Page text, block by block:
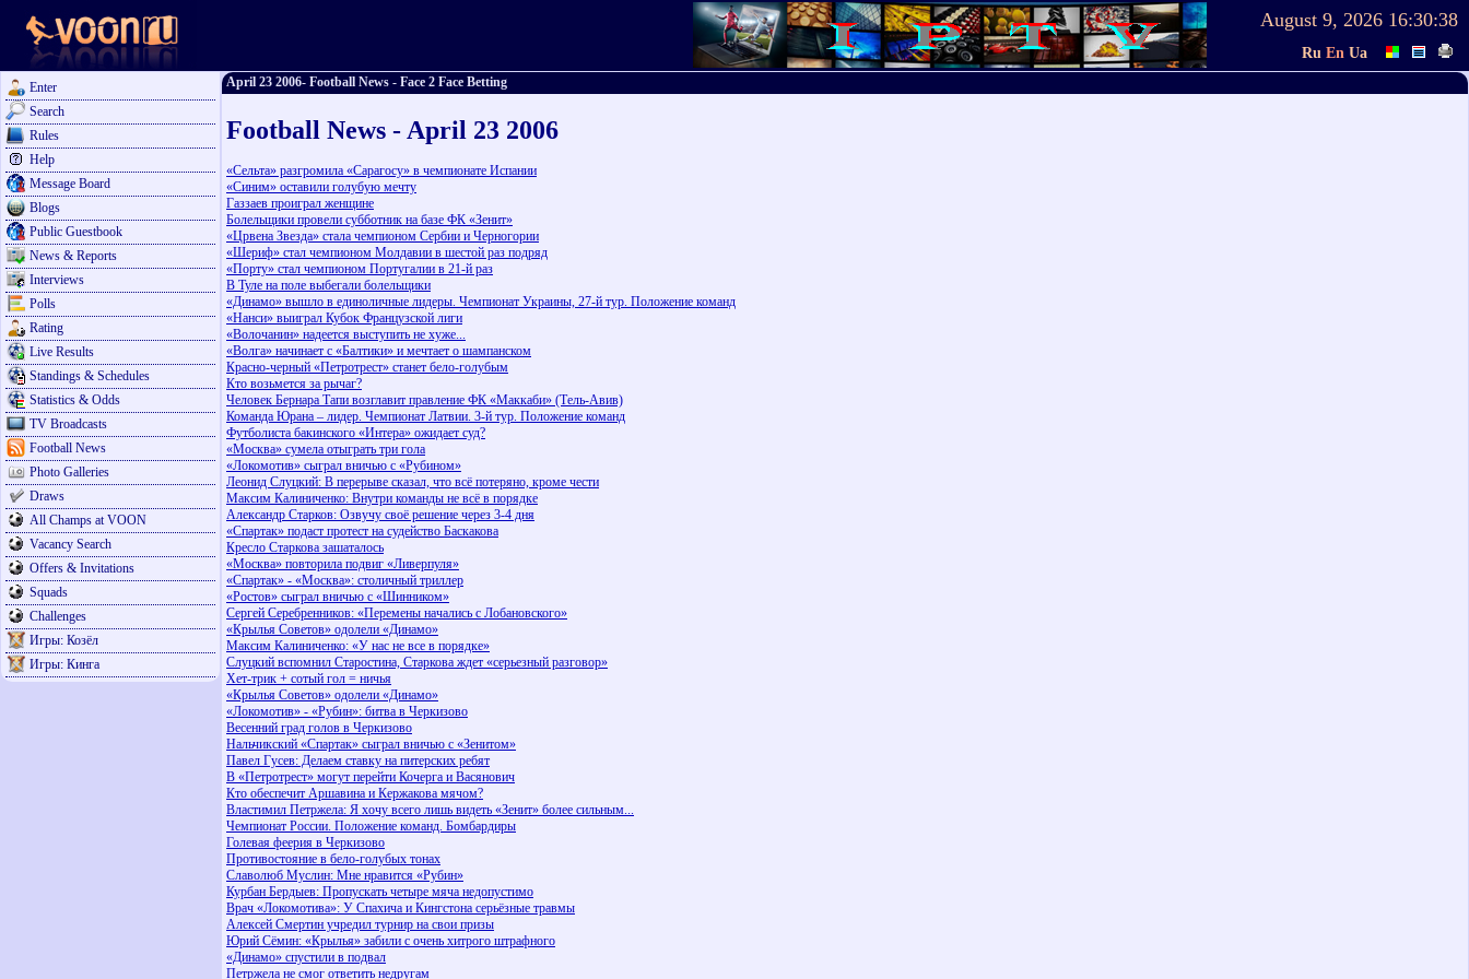
August 9, 2026 16:30:38
Ru En Ua
Enter
Search
Rules
Help
Message Board
Blogs
Public Guestbook
News & Reports
Interviews
Polls
Rating
Live Results
Standings & Schedules
Statistics & Odds
TV Broadcasts
Football News
Photo Galleries
Draws
All Champs at VOON
Vacancy Search
Offers & Invitations
Squads
Challenges
Игры: Козёл
Игры: Кинга
April 23 2006- Football News - Face 2 Face Betting
Football News - April 23 2006
«Сельта» разгромила «Сарагосу» в чемпионате Испании
«Синим» оставили голубую мечту
Газзаев проиграл женщине
Болельщики провели субботник на базе ФК «Зенит»
«Црвена Звезда» стала чемпионом Сербии и Черногории
«Шериф» стал чемпионом Молдавии в шестой раз подряд
«Порту» стал чемпионом Португалии в 21-й раз
В Туле на поле выбегали болельщики
«Динамо» вышло в единоличные лидеры. Чемпионат Украины, 27-й тур. Положение команд
«Нанси» выиграл Кубок Французской лиги
«Волочанин» надеется выступить не хуже...
«Волга» начинает с «Балтики» и мечтает о шампанском
Красно-черный «Петротрест» станет бело-голубым
Кто возьмется за рычаг?
Человек Бернара Тапи возглавит правление ФК «Маккаби» (Тель-Авив)
Команда Юрана – лидер. Чемпионат Латвии. 3-й тур. Положение команд
Футболиста бакинского «Интера» ожидает суд?
«Москва» сумела отыграть три гола
«Локомотив» сыграл вничью с «Рубином»
Леонид Слуцкий: В перерыве сказал, что всё потеряно, кроме чести
Максим Калиниченко: Внутри команды не всё в порядке
Александр Старков: Озвучу своё решение через 3-4 дня
«Спартак» подаст протест на судейство Баскакова
Кресло Старкова зашаталось
«Москва» повторила подвиг «Ливерпуля»
«Спартак» - «Москва»: столичный триллер
«Ростов» сыграл вничью с «Шинником»
Сергей Серебренников: «Перемены начались с Лобановского»
«Крылья Советов» одолели «Динамо»
Максим Калиниченко: «У нас не все в порядке»
Слуцкий вспомнил Старостина, Старкова ждет «серьезный разговор»
Хет-трик + сотый гол = ничья
«Крылья Советов» одолели «Динамо»
«Локомотив» - «Рубин»: битва в Черкизово
Весенний град голов в Черкизово
Нальчикский «Спартак» сыграл вничью с «Зенитом»
Павел Гусев: Делаем ставку на питерских ребят
В «Петротрест» могут перейти Кочерга и Васянович
Кто обеспечит Аршавина и Кержакова мячом?
Властимил Петржела: Я хочу всего лишь видеть «Зенит» более сильным...
Чемпионат России. Положение команд. Бомбардиры
Голевая феерия в Черкизово
Противостояние в бело-голубых тонах
Славолюб Муслин: Мне нравится «Рубин»
Курбан Бердыев: Пропускать четыре мяча недопустимо
Врач «Локомотива»: У Спахича и Кингстона серьёзные травмы
Алексей Смертин учредил турнир на свои призы
Юрий Сёмин: «Крылья» забили с очень хитрого штрафного
«Динамо» спустили в подвал
Петржела не смог ответить недругам